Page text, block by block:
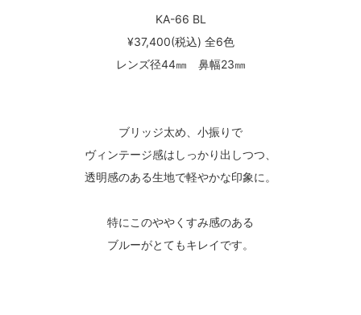
KA-66 BL
¥37,400(税込) 全6色
レンズ径44㎜ 鼻幅23㎜
ブリッジ太め、小振りで
ヴィンテージ感はしっかり出しつつ、
透明感のある生地で軽やかな印象に。
特にこのややくすみ感のある
ブルーがとてもキレイです。